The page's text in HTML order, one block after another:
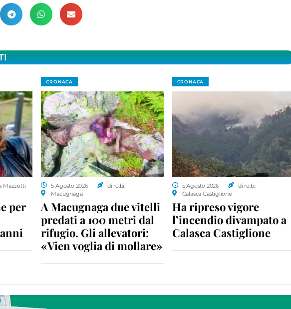
Mazzetti
per
CRONACA
5 Agosto 2026
di ro.bi.
Macugnaga
A Macugnaga due vitelli
predati a 100 metri dal
rifugio. Gli allevatori:
«Vien voglia di mollare»
CRONACA
5 Agosto 2026
di ro.bi.
Calasca Castiglione
Ha ripreso vigore
l’incendio divampato a
Calasca Castiglione